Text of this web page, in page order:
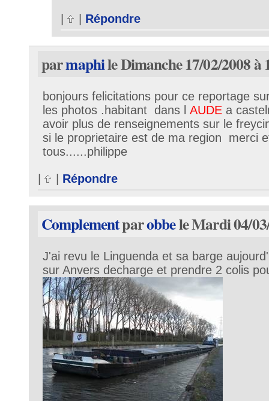
| Répondre
parmaphile Dimanche 17/02/2008 à
bonjours felicitations pour ce reportage
les photos .habitant dans l AUDEa
avoir plus de renseignements sur le
si le proprietaire est de ma region merci
tous......philippe
Répondre
Complementparobbele Mardi 04/
J'ai revu le Linguenda et sa barge
sur Anvers decharge et prendre 2 colis